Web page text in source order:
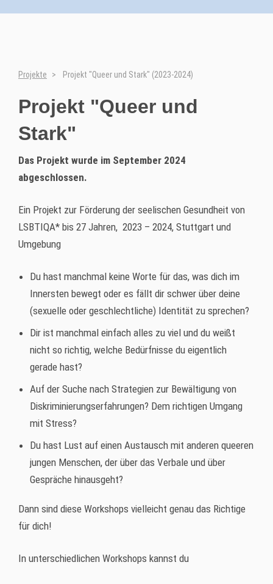
Projekte Projekt "Queer und Stark" (2023-2024)
Projekt "Queer und
Stark"
Das Projekt wurde im September 2024
abgeschlossen.
Ein Projekt zur Förderung der seelischen Gesundheit von
LSBTIQA* bis 27 Jahren, 2023 – 2024, Stuttgart und
Umgebung
Du hast manchmal keine Worte für das, was dich im
Innersten bewegt oder es fällt dir schwer über deine
(sexuelle oder geschlechtliche) Identität zu sprechen?
Dir ist manchmal einfach alles zu viel und du weißt
nicht so richtig, welche Bedürfnisse du eigentlich
gerade hast?
Auf der Suche nach Strategien zur Bewältigung von
Diskriminierungserfahrungen? Dem richtigen Umgang
mit Stress?
Du hast Lust auf einen Austausch mit anderen queeren
jungen Menschen, der über das Verbale und über
Gespräche hinausgeht?
Dann sind diese Workshops vielleicht genau das Richtige
für dich!
In unterschiedlichen Workshops kannst du